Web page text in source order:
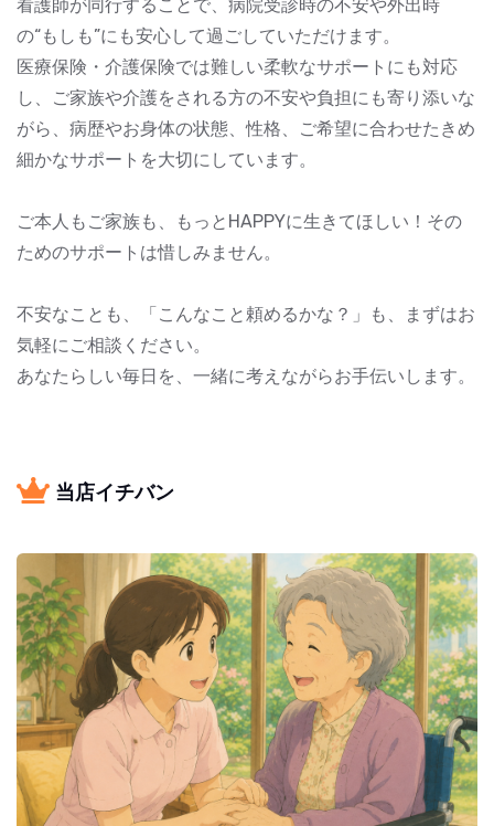
看護師が同行することで、病院受診時の不安や外出時
の“もしも”にも安心して過ごしていただけます。
医療保険・介護保険では難しい柔軟なサポートにも対応
し、ご家族や介護をされる方の不安や負担にも寄り添いな
がら、病歴やお身体の状態、性格、ご希望に合わせたきめ
細かなサポートを大切にしています。
ご本人もご家族も、もっとHAPPYに生きてほしい！その
ためのサポートは惜しみません。
不安なことも、「こんなこと頼めるかな？」も、まずはお
気軽にご相談ください。
あなたらしい毎日を、一緒に考えながらお手伝いします。
当店イチバン